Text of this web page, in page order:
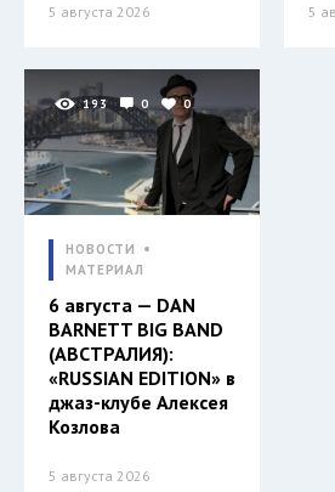
5 августа 2026 5
193 0 0
НОВОСТИ
МАТЕРИАЛ
6 августа — DAN
BARNETT BIG BAND
(АВСТРАЛИЯ):
«RUSSIAN EDITION» в
джаз-клубе Алексея
Козлова
5 августа 2026